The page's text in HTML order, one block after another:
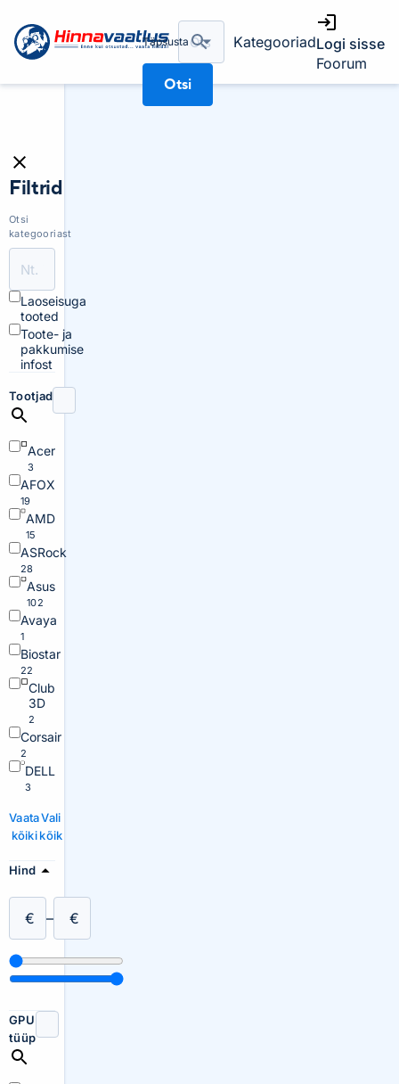
Täpsusta
Otsi
KategooriadLogi sisse
Foorum
Filtrid
Otsi
kategooriast
Laoseisuga
tooted
Toote- ja
pakkumise
infost
Tootjad
Acer
3
AFOX
19
AMD
15
ASRock
28
Asus
102
Avaya
1
Biostar
22
Club
3D
2
Corsair
2
DELL
3
Vaata
kõiki
Vali
kõik
Hind
€ – €
GPU
tüüp